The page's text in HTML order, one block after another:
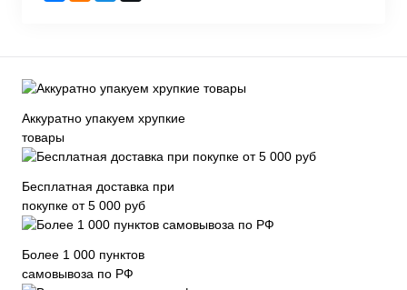
Аккуратно упакуем хрупкие
товары
Бесплатная доставка при
покупке от 5 000 руб
Более 1 000 пунктов
самовывоза по РФ